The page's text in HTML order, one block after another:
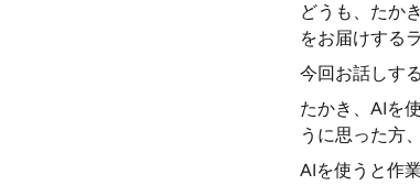
どうも、たか
をお届けする
今回お話しす
たかき、AIを
うに思った方
AIを使うと作